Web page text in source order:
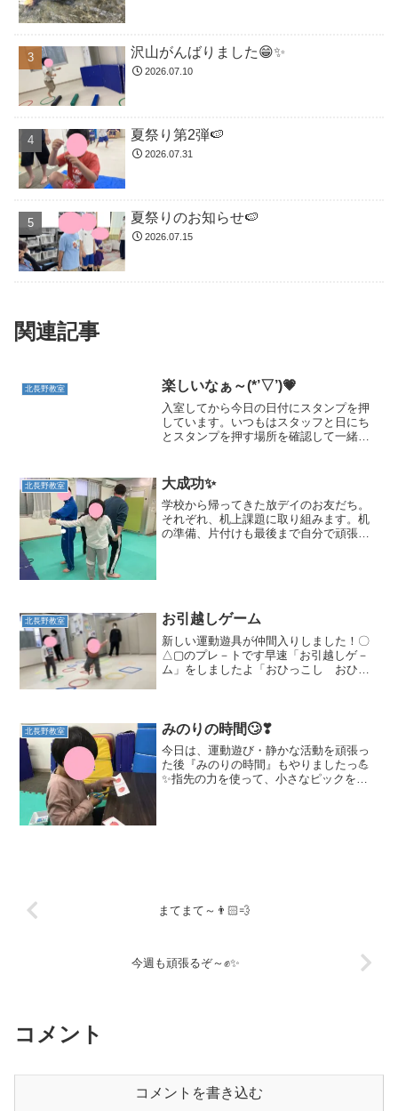
沢山がんばりました😁✨
2026.07.10
夏祭り第2弾🍉
2026.07.31
夏祭りのお知らせ🍉
2026.07.15
関連記事
北長野教室 楽しいなぁ～(*’▽’)💗
入室してから今日の日付にスタンプを押
しています。いつもはスタッフと日にち
とスタンプを押す場所を確認して一緒に
だんだんわかり、一人でもできるように
なってきました🎵「コッシ...
北長野教室 大成功✨
学校から帰ってきた放デイのお友だち。
それぞれ、机上課題に取り組みます。机
の準備、片付けも最後まで自分で頑張り
北長野教室 お引越しゲーム
新しい運動遊具が仲間入りしました！〇
△▢のプレ－トです早速「お引越しゲ－
ム」をしましたよ「おひっこし おひっ
し～しかく」「おひっこし...
北長野教室 みのりの時間🙄❣
今日は、運動遊び・静かな活動を頑張っ
た後『みのりの時間』もやりましたっ💪
✨指先の力を使って、小さなピックを抜
まてまて～👨🏻💨
今週も頑張るぞ～✊✨
コメント
コメントを書き込む